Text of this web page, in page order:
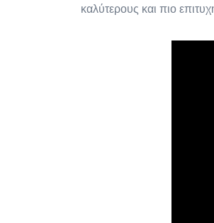
καλύτερους και πιο